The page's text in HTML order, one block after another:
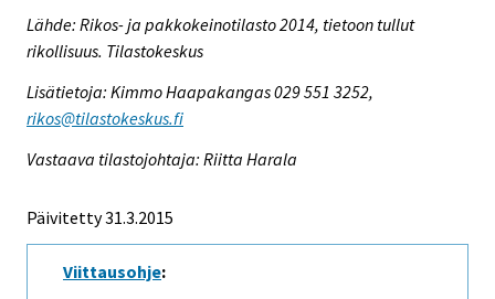
Lähde: Rikos- ja pakkokeinotilasto 2014, tietoon tullut
rikollisuus. Tilastokeskus
Lisätietoja: Kimmo Haapakangas 029 551 3252,
rikos@tilastokeskus.fi
Vastaava tilastojohtaja: Riitta Harala
Päivitetty 31.3.2015
Viittausohje: